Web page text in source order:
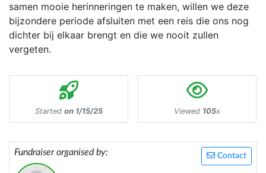
samen mooie herinneringen te maken, willen we deze
bijzondere periode afsluiten met een reis die ons nog
dichter bij elkaar brengt en die we nooit zullen
vergeten.
Started on 1/15/25 Viewed 105x
Contact
Fundraiser organised by: